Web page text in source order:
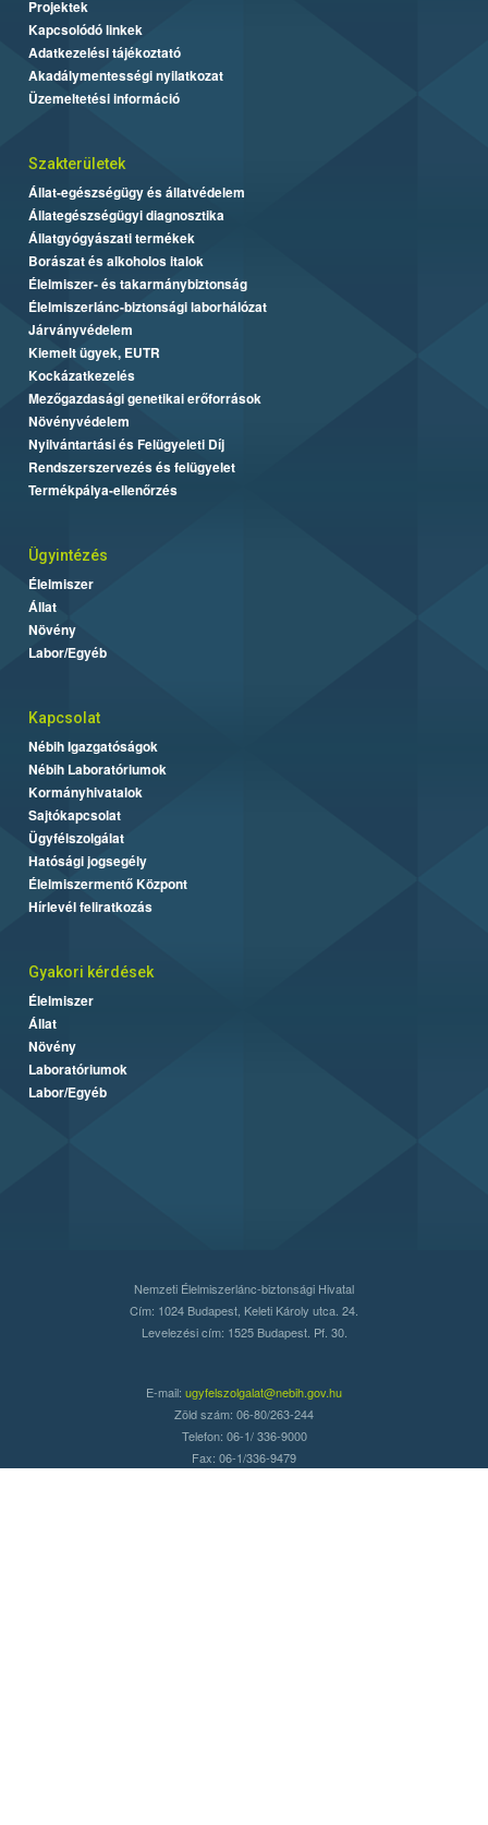
Projektek
Kapcsolódó linkek
Adatkezelési tájékoztató
Akadálymentességi nyilatkozat
Üzemeltetési információ
Szakterületek
Állat-egészségügy és állatvédelem
Állategészségügyi diagnosztika
Állatgyógyászati termékek
Borászat és alkoholos italok
Élelmiszer- és takarmánybiztonság
Élelmiszerlánc-biztonsági laborhálózat
Járványvédelem
Kiemelt ügyek, EUTR
Kockázatkezelés
Mezőgazdasági genetikai erőforrások
Növényvédelem
Nyilvántartási és Felügyeleti Díj
Rendszerszervezés és felügyelet
Termékpálya-ellenőrzés
Ügyintézés
Élelmiszer
Állat
Növény
Labor/Egyéb
Kapcsolat
Nébih Igazgatóságok
Nébih Laboratóriumok
Kormányhivatalok
Sajtókapcsolat
Ügyfélszolgálat
Hatósági jogsegély
Élelmiszermentő Központ
Hírlevél feliratkozás
Gyakori kérdések
Élelmiszer
Állat
Növény
Laboratóriumok
Labor/Egyéb
Nemzeti Élelmiszerlánc-biztonsági Hivatal
Cím: 1024 Budapest, Keleti Károly utca. 24.
Levelezési cím: 1525 Budapest. Pf. 30.
E-mail: ugyfelszolgalat@nebih.gov.hu
Zöld szám: 06-80/263-244
Telefon: 06-1/ 336-9000
Fax: 06-1/336-9479